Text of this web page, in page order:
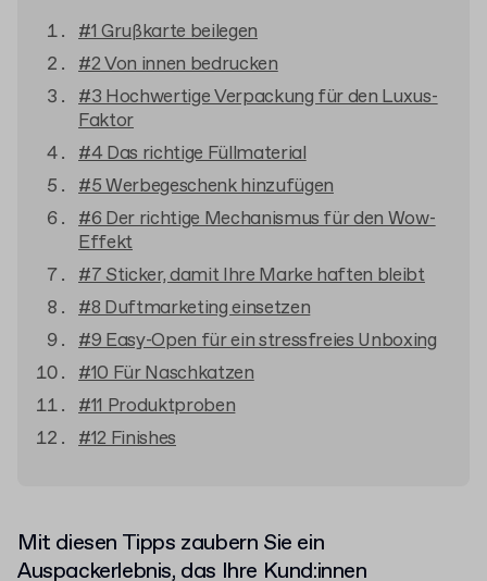
#1 Grußkarte beilegen
#2 Von innen bedrucken
#3 Hochwertige Verpackung für den Luxus-
Faktor
#4 Das richtige Füllmaterial
#5 Werbegeschenk hinzufügen
#6 Der richtige Mechanismus für den Wow-
Effekt
#7 Sticker, damit Ihre Marke haften bleibt
#8 Duftmarketing einsetzen
#9 Easy-Open für ein stressfreies Unboxing
#10 Für Naschkatzen
#11 Produktproben
#12 Finishes
Mit diesen Tipps zaubern Sie ein
Auspackerlebnis, das Ihre Kund:innen